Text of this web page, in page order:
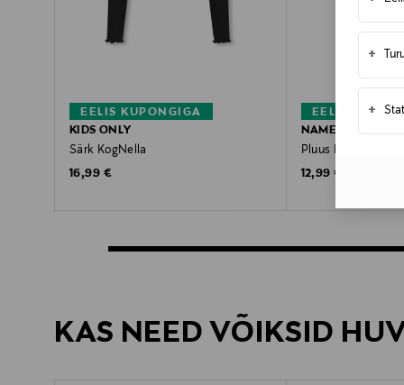
+
+
EELIS KUPONGIGA
KIDS ONLY
Särk KogNella
Original Price
16,99 €
EELIS
NAME IT
Pluus NkfNakal
Original Price
12,99 €
KAS NEED VÕIKSID